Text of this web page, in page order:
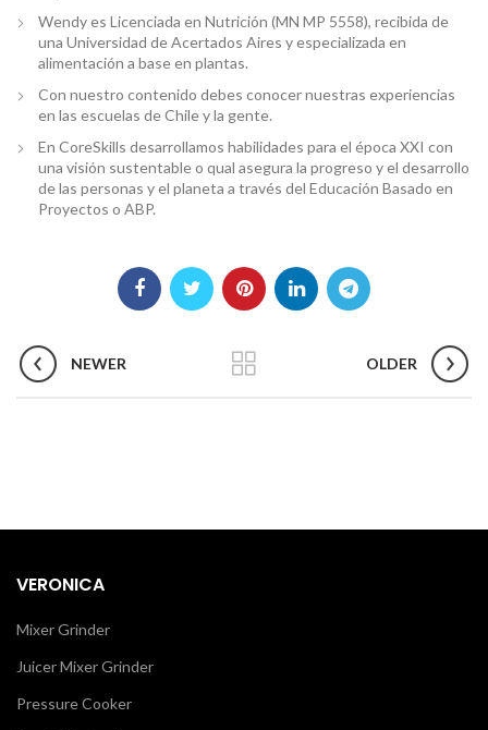
Wendy es Licenciada en Nutrición (MN MP 5558), recibida de
una Universidad de Acertados Aires y especializada en
alimentación a base en plantas.
Con nuestro contenido debes conocer nuestras experiencias
en las escuelas de Chile y la gente.
En CoreSkills desarrollamos habilidades para el época XXI con
una visión sustentable o qual asegura la progreso y el desarrollo
de las personas y el planeta a través del Educación Basado en
Proyectos o ABP.
NEWER OLDER
VERONICA
Mixer Grinder
Juicer Mixer Grinder
Pressure Cooker